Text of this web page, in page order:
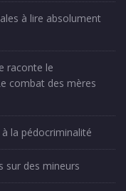
à lire absolument
raconte le
combat des mères
la pédocriminalité
sur des mineurs